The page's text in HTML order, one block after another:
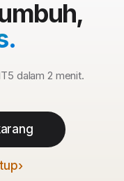
dalam 2 menit.